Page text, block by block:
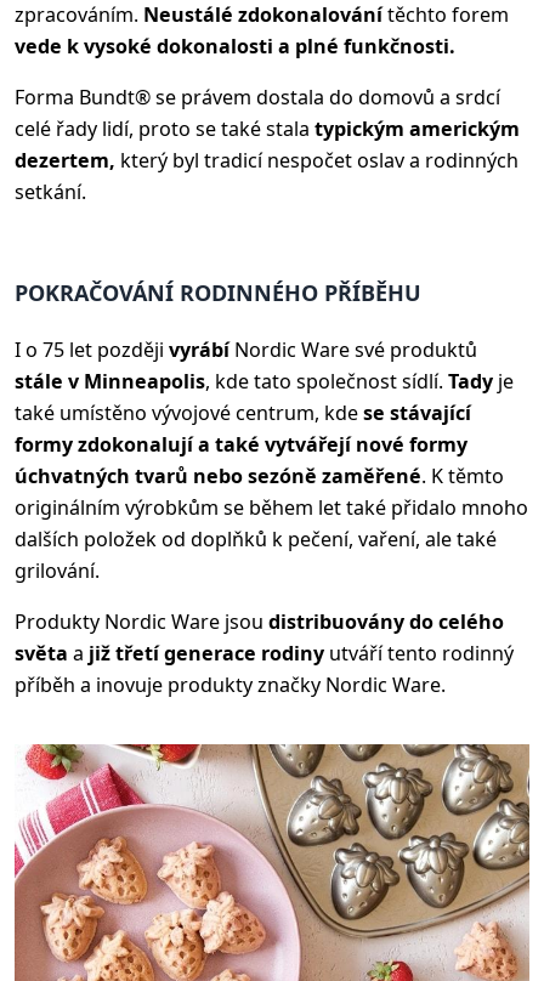
zpracováním. Neustálé zdokonalovánítěchto forem
vede k vysoké dokonalosti a plné funkčnosti.
Forma Bundt® se právem dostala do domovů a srdcí
celé řady lidí, proto se také stala typickým americkým
dezertem, který byl tradicí nespočet oslav a rodinných
setkání.
POKRAČOVÁNÍ RODINNÉHO PŘÍBĚHU
I o 75 let později vyrábíNordic Ware své produktů
stále v Minneapolis, kde tato společnost sídlí. Tady je
také umístěno vývojové centrum, kdese stávající
formy zdokonalují a také vytvářejí nové formy
úchvatných tvarů nebo sezóně zaměřené. K těmto
originálním výrobkům se během let také přidalo mnoho
dalších položek od doplňků k pečení, vaření, ale také
grilování.
Produkty Nordic Ware jsou distribuovány do celého
světa a již třetí generace rodiny utváří tento rodinný
příběh a inovuje produkty značky Nordic Ware.